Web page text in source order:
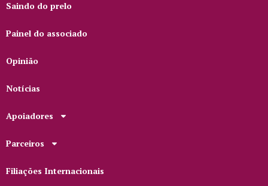
Saindo do prelo
Painel do associado
Opinião
Notícias
Apoiadores
Parceiros
Filiações Internacionais